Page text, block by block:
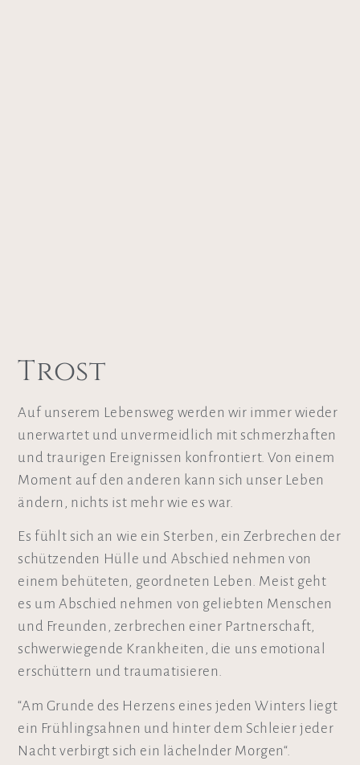
Trost
Auf unserem Lebensweg werden wir immer wieder
unerwartet und unvermeidlich mit schmerzhaften
und traurigen Ereignissen konfrontiert. Von einem
Moment auf den anderen kann sich unser Leben
ändern, nichts ist mehr wie es war.
Es fühlt sich an wie ein Sterben, ein Zerbrechen der
schützenden Hülle und Abschied nehmen von
einem behüteten, geordneten Leben. Meist geht
es um Abschied nehmen von geliebten Menschen
und Freunden, zerbrechen einer Partnerschaft,
schwerwiegende Krankheiten, die uns emotional
erschüttern und traumatisieren.
“Am Grunde des Herzens eines jeden Winters liegt
ein Frühlingsahnen und hinter dem Schleier jeder
Nacht verbirgt sich ein lächelnder Morgen“.